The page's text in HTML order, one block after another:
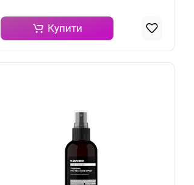
Купити